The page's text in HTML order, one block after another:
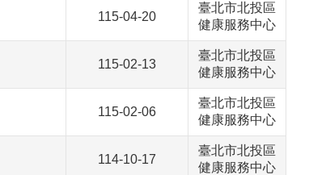
115-04-20
臺北市北投區
健康服務中心
115-02-13
臺北市北投區
健康服務中心
115-02-06
臺北市北投區
健康服務中心
114-10-17
臺北市北投區
健康服務中心